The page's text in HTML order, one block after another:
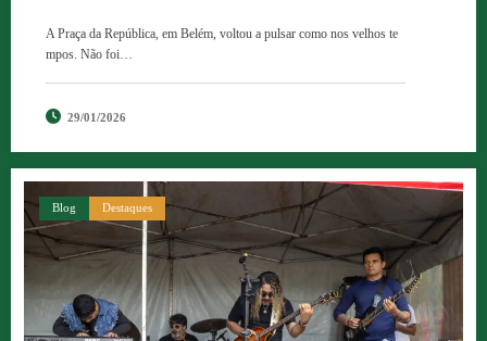
A Praça da República, em Belém, voltou a pulsar como nos velhos te
mpos. Não foi…
29/01/2026
Blog Destaques